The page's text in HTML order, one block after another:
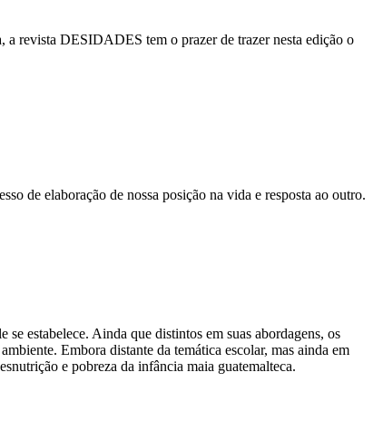
a revista DESIDADES tem o prazer de trazer nesta edição o
de elaboração de nossa posição na vida e resposta ao outro.
estabelece. Ainda que distintos em suas abordagens, os
Embora distante da temática escolar, mas ainda em
e pobreza da infância maia guatemalteca.